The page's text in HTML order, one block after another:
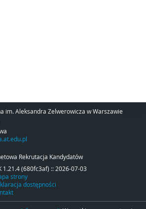
im. Aleksandra Zelwerowicza w Warszawie
Rekrutacja Kandydatów
1.21.4 (680fc3af) :: 2026-07-03
strony
dostępności